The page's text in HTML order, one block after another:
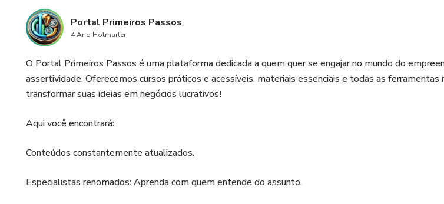
Portal Primeiros Passos
4 Ano Hotmarter
O Portal Primeiros Passos é uma plataforma dedicada a quem quer se engajar no mundo do
assertividade. Oferecemos cursos práticos e acessíveis, materiais essenciais e todas as ferramentas
transformar suas ideias em negócios lucrativos!
Aqui você encontrará:
Conteúdos constantemente atualizados.
Especialistas renomados: Aprenda com quem entende do assunto.